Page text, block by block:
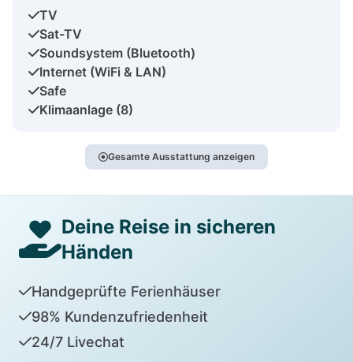
TV
Sat-TV
Soundsystem (Bluetooth)
Internet (WiFi & LAN)
Safe
Klimaanlage (8)
Gesamte Ausstattung anzeigen
Deine Reise in sicheren
Händen
Handgeprüfte Ferienhäuser
98% Kundenzufriedenheit
24/7 Livechat